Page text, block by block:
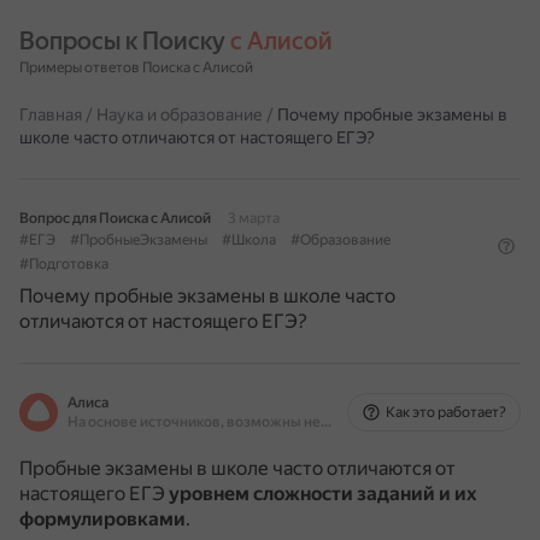
Вопросы к Поиску с Алисой
Примеры ответов Поиска с Алисой
Главная / Наука и образование / Почему пробные экзамены в
школе часто отличаются от настоящего ЕГЭ?
Вопрос для Поиска с Алисой
3 марта
#ЕГЭ
#ПробныеЭкзамены #Школа
#Образование
#Подготовка
Почему пробные экзамены в школе часто
отличаются от настоящего ЕГЭ?
Алиса
На основе источников, возможны неточности
Как это работает?
Пробные экзамены в школе часто отличаются от
настоящего ЕГЭ уровнем сложности заданий и их
формулировками.